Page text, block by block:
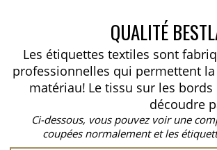
QUALITÉ
Les étiquettes textiles sont
professionnelles qui permettent
matériau! Le tissu sur les
découdre
Ci-dessous, vous pouvez voir une
coupées normalement et les